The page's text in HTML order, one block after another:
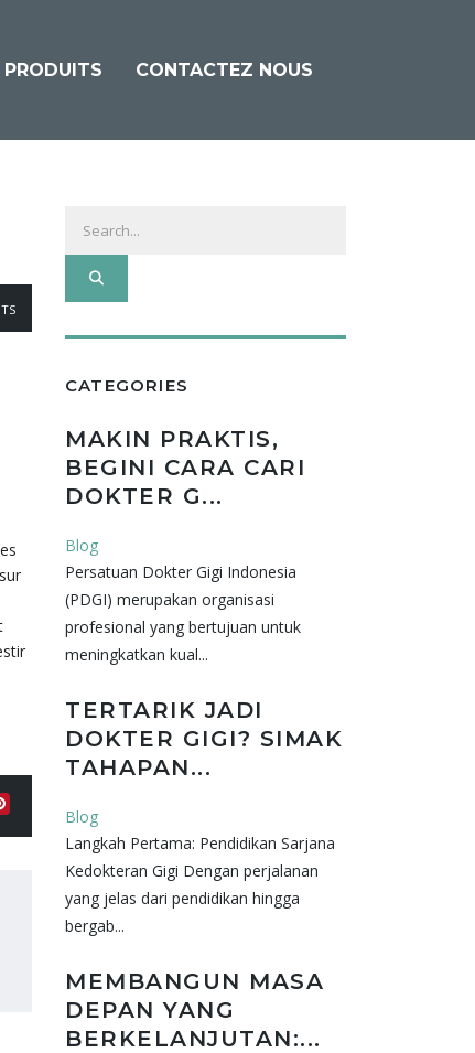
PRODUITS CONTACTEZ NOUS
CATEGORIES
MAKIN PRAKTIS,
BEGINI CARA CARI
DOKTER G...
Blog
Persatuan Dokter Gigi Indonesia
(PDGI) merupakan organisasi
profesional yang bertujuan untuk
meningkatkan kual...
TERTARIK JADI
DOKTER GIGI? SIMAK
TAHAPAN...
Blog
Langkah Pertama: Pendidikan Sarjana
Kedokteran Gigi Dengan perjalanan
yang jelas dari pendidikan hingga
bergab...
MEMBANGUN MASA
DEPAN YANG
BERKELANJUTAN:...